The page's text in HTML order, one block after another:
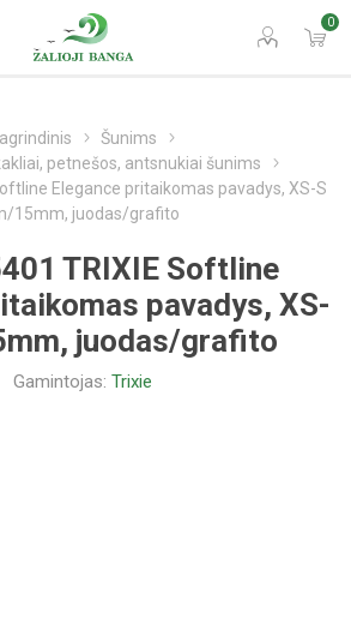
0
Šunims
petnešos, antsnukiai šunims
Elegance pritaikomas pavadys, XS-S
15mm, juodas/grafito
TRIXIE Softline
pavadys, XS-
juodas/grafito
Gamintojas: Trixie